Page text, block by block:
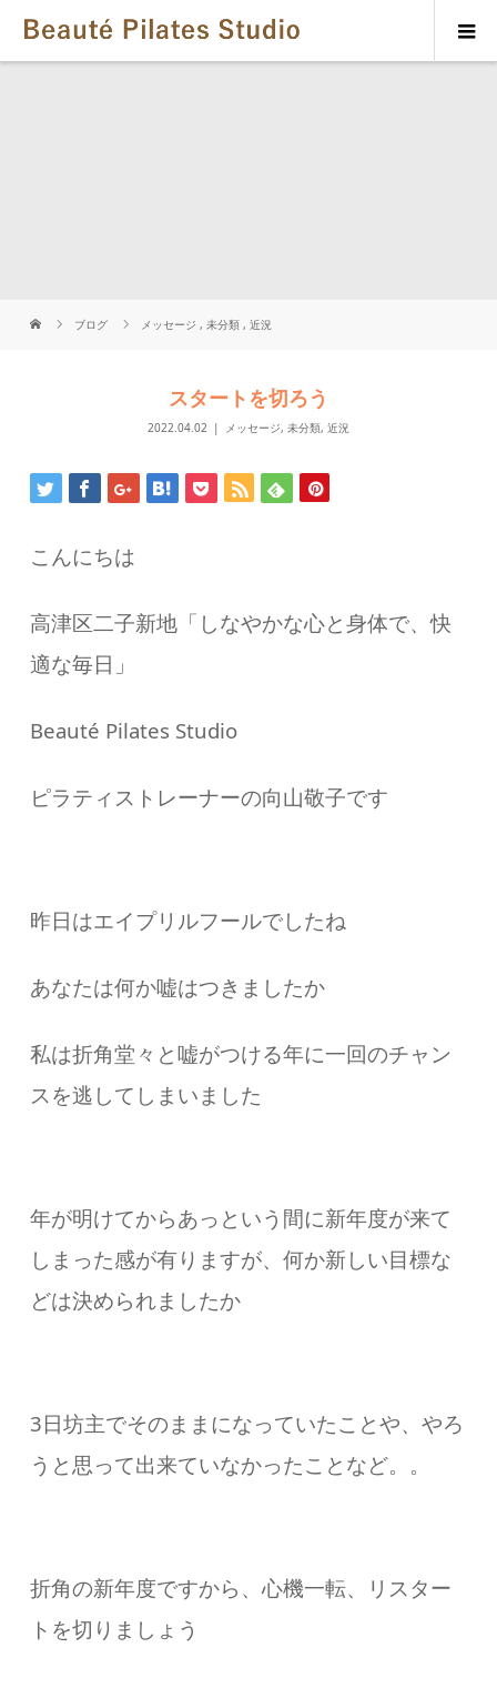
ブログ メッセージ ,未分類 ,近況
スタートを切ろう
2022.04.02 メッセージ, 未分類, 近況
こんにちは
高津区二子新地「しなやかな心と身体で、快
適な毎日」
Beauté Pilates Studio
ピラティストレーナーの向山敬子です
昨日はエイプリルフールでしたね
あなたは何か嘘はつきましたか
私は折角堂々と嘘がつける年に一回のチャン
スを逃してしまいました
年が明けてからあっという間に新年度が来て
しまった感が有りますが、何か新しい目標な
どは決められましたか
3日坊主でそのままになっていたことや、やろ
うと思って出来ていなかったことなど。。
折角の新年度ですから、心機一転、リスター
トを切りましょう